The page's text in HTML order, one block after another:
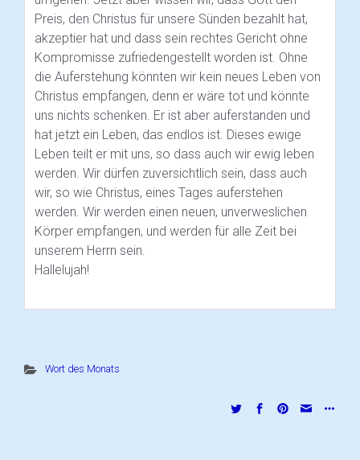
Preis, den Christus für unsere Sünden bezahlt hat,
akzeptier hat und dass sein rechtes Gericht ohne
Kompromisse zufriedengestellt worden ist. Ohne
die Auferstehung könnten wir kein neues Leben von
Christus empfangen, denn er wäre tot und könnte
uns nichts schenken. Er ist aber auferstanden und
hat jetzt ein Leben, das endlos ist. Dieses ewige
Leben teilt er mit uns, so dass auch wir ewig leben
werden. Wir dürfen zuversichtlich sein, dass auch
wir, so wie Christus, eines Tages auferstehen
werden. Wir werden einen neuen, unverweslichen
Körper empfangen, und werden für alle Zeit bei
unserem Herrn sein.
Hallelujah!
Wort des Monats